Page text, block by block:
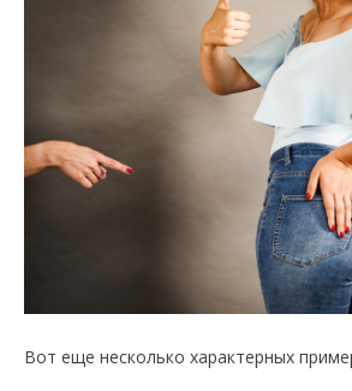
Вот еще несколько характерных